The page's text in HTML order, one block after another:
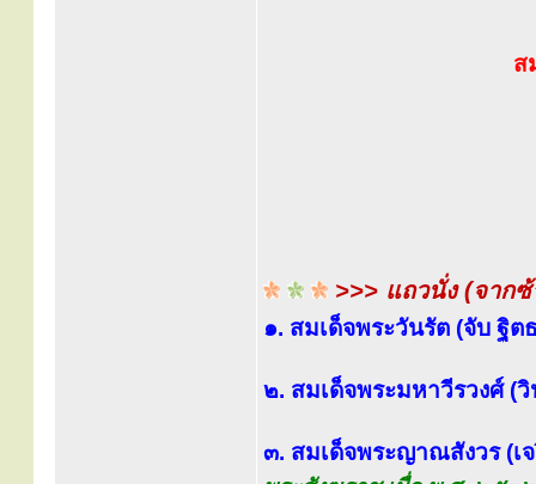
ส
>>> แถวนั่ง (จาก
๑. สมเด็จพระวันรัต (จับ ฐิ
๒. สมเด็จพระมหาวีรวงศ์ (
๓. สมเด็จพระญาณสังวร (